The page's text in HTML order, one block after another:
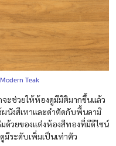
Teak
ะช่วยให้ห้องดูมีมิติมากขึ้นแล้ว
ผนังสีเทาและดำตัดกับพื้นลามิ
ด้วยของแต่งห้องสีทองที่มีดีไซน์
มีระดับเพิ่มเป็นเท่าตัว